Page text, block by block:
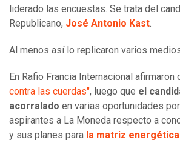
liderado las encuestas. Se trata del
Republicano, José Antonio Kast.
Al menos así lo replicaron varios
En Rafio Francia Internacional afirmaron
contra las cuerdas", luego que el
acorralado en varias oportunidades
aspirantes a La Moneda respecto a
y sus planes para la matriz